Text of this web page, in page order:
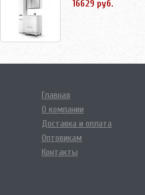
16629 руб.
Главная
О компании
Доставка и оплата
Оптовикам
Контакты